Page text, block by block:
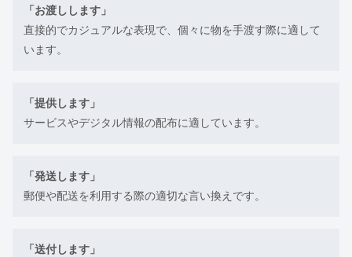
「お渡しします」
直接的でカジュアルな表現で、個々に物を手渡す際に適して
います。
「提供します」
サービスやデジタル情報の配布に適しています。
「発送します」
郵便や配送を利用する際の適切な言い換えです。
「送付します」